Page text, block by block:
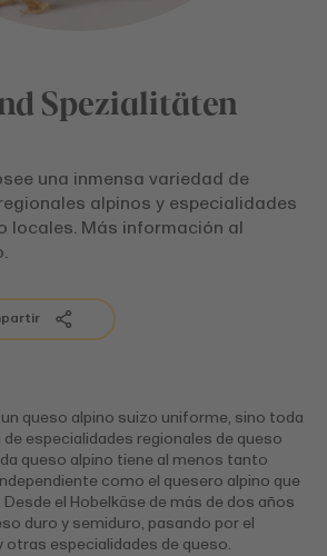
Spezialitäten
una inmensa variedad de
alpinos y especialidades
locales. Más información al
queso alpino suizo uniforme, sino toda
de especialidades regionales de queso
queso alpino tiene al menos tanto
como el quesero alpino que
el Hobelkäse de más de dos años
duro y semiduro, pasando por el
otras especialidades de queso.